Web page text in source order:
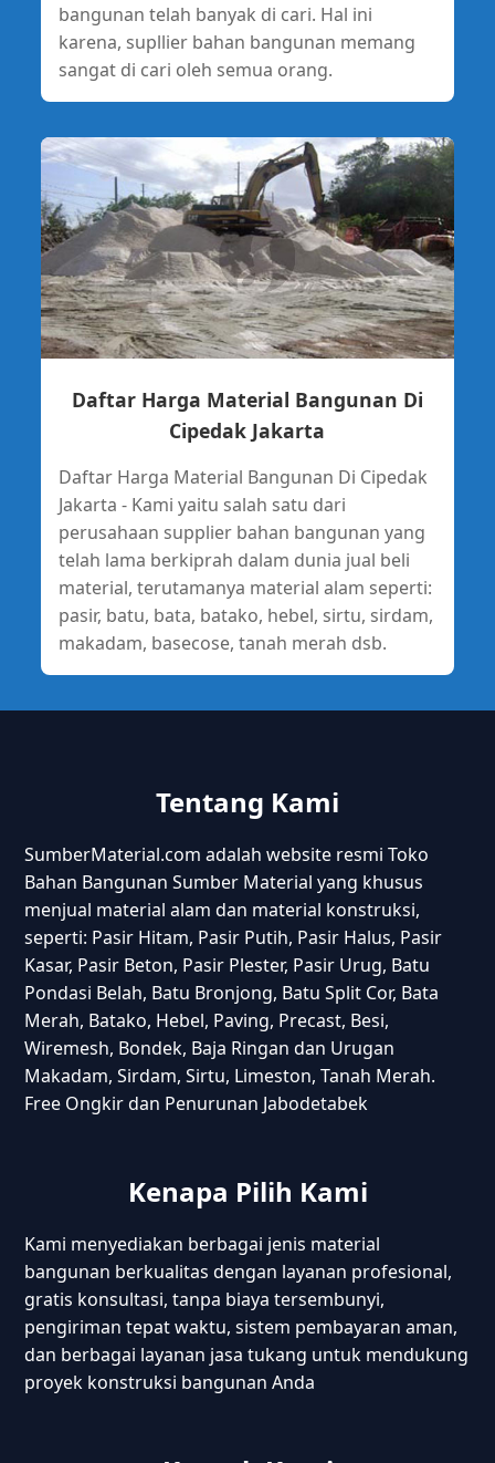
bangunan telah banyak di cari. Hal ini
karena, supllier bahan bangunan memang
sangat di cari oleh semua orang.
Daftar Harga Material Bangunan Di
Cipedak Jakarta
Daftar Harga Material Bangunan Di Cipedak
Jakarta - Kami yaitu salah satu dari
perusahaan supplier bahan bangunan yang
telah lama berkiprah dalam dunia jual beli
material, terutamanya material alam seperti:
pasir, batu, bata, batako, hebel, sirtu, sirdam,
makadam, basecose, tanah merah dsb.
Tentang Kami
SumberMaterial.com adalah website resmi Toko
Bahan Bangunan Sumber Material yang khusus
menjual material alam dan material konstruksi,
seperti: Pasir Hitam, Pasir Putih, Pasir Halus, Pasir
Kasar, Pasir Beton, Pasir Plester, Pasir Urug, Batu
Pondasi Belah, Batu Bronjong, Batu Split Cor, Bata
Merah, Batako, Hebel, Paving, Precast, Besi,
Wiremesh, Bondek, Baja Ringan dan Urugan
Makadam, Sirdam, Sirtu, Limeston, Tanah Merah.
Free Ongkir dan Penurunan Jabodetabek
Kenapa Pilih Kami
Kami menyediakan berbagai jenis material
bangunan berkualitas dengan layanan profesional,
gratis konsultasi, tanpa biaya tersembunyi,
pengiriman tepat waktu, sistem pembayaran aman,
dan berbagai layanan jasa tukang untuk mendukung
proyek konstruksi bangunan Anda